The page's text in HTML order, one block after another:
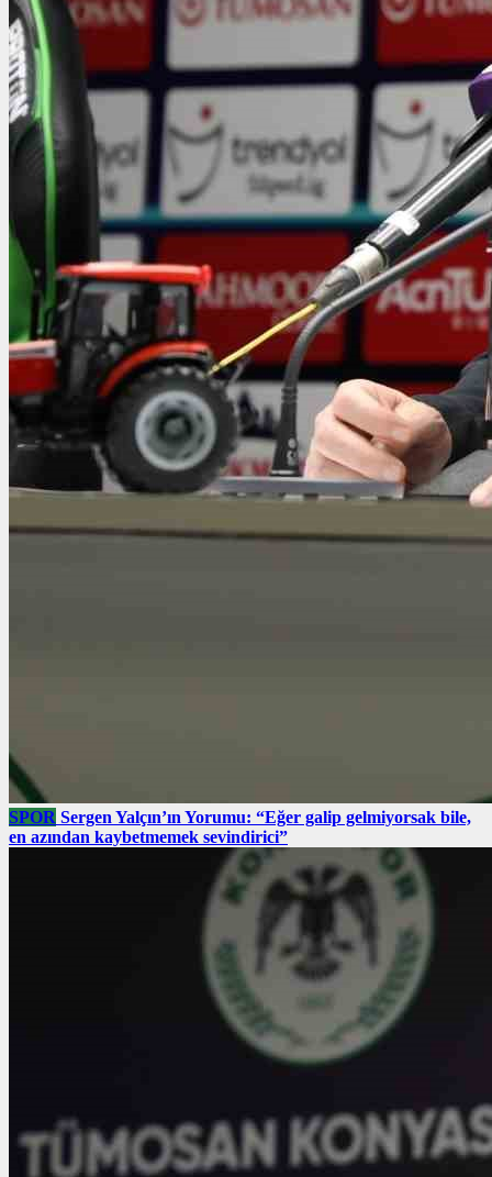
SPOR Sergen Yalçın’ın Yorumu: “Eğer galip gelmiyorsak bile,
en azından kaybetmemek sevindirici”